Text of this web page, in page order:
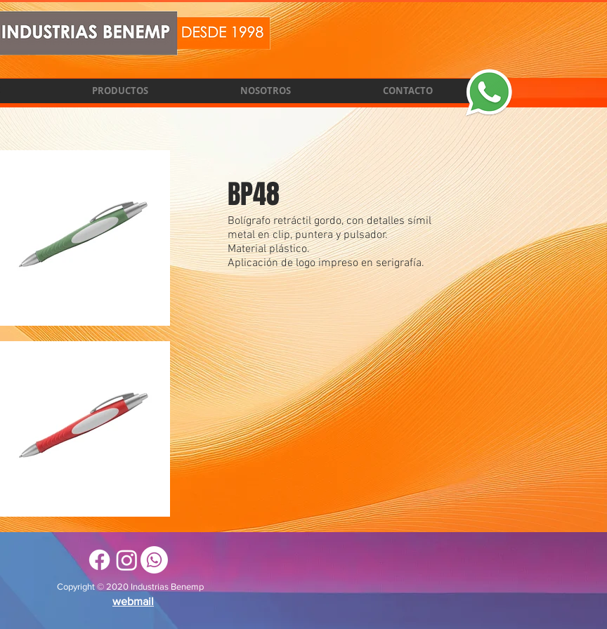
PRODUCTOS NOSOTROS CONTACTO
BP48
Bolígrafo retráctil gordo, con detalles símil
metal en clip, puntera y pulsador.
Material plástico.
Aplicación de logo impreso en serigrafía.
Copyright © 2020 Industrias Benemp
webmail